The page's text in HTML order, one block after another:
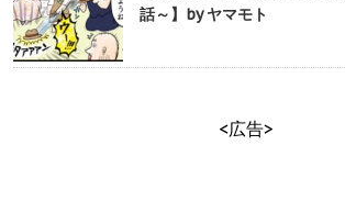
話～】by ヤマモト
<広告>